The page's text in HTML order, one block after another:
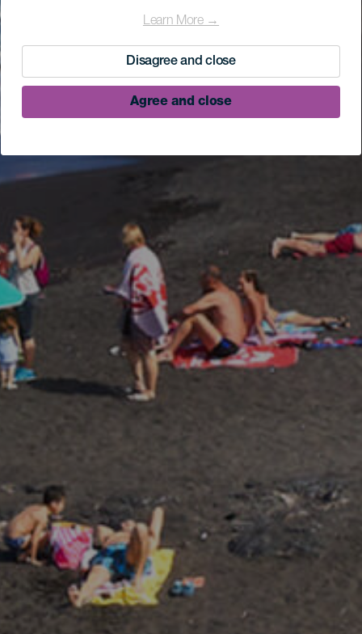
Learn More →
Disagree and close
Agree and close